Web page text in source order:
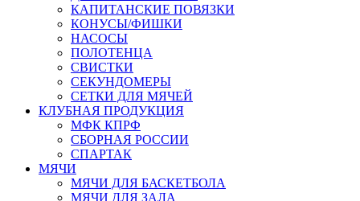
КАПИТАНСКИЕ ПОВЯЗКИ
КОНУСЫ/ФИШКИ
НАСОСЫ
ПОЛОТЕНЦА
СВИСТКИ
СЕКУНДОМЕРЫ
СЕТКИ ДЛЯ МЯЧЕЙ
КЛУБНАЯ ПРОДУКЦИЯ
МФК КПРФ
СБОРНАЯ РОССИИ
СПАРТАК
МЯЧИ
МЯЧИ ДЛЯ БАСКЕТБОЛА
МЯЧИ ДЛЯ ЗАЛА